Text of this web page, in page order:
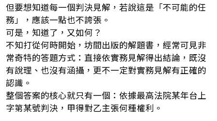
但要想知道每一個判決見解，若說這是「不可能的任
務」，應該一點也不誇張。
可是，知道了，又如何？
不知打從何時開始，坊間出版的解題書，經常可見非
常奇特的答題方式：直接依實務見解得出結論，既沒
有說理、也沒有涵攝，更不一定對實務見解有正確的
認識。
整個答案的核心就只有一個：依據最高法院某年台上
字第某號判決，甲得對乙主張何種權利。